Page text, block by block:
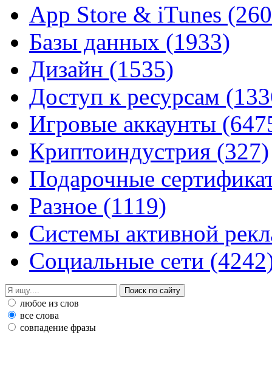
App Store & iTunes
Базы данных (1933)
Дизайн (1535)
Доступ к ресурсам
Игровые аккаунты
Криптоиндустрия (327)
Подарочные
Разное (1119)
Системы активной
Социальные сети
любое из слов
все слова
совпадение фразы